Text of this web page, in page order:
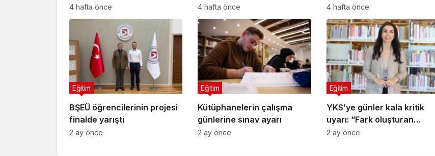
Ödüllendirildi.
4 hafta önce 4 hafta önce
Merkezi Müdürlüğüne
Atandı
4 hafta önce
BŞEÜ öğrencilerinin projesi
finalde yarıştı
Eğitim
2 ay önce
Kütüphanelerin çalışma
günlerine sınav ayarı
Eğitim
2 ay önce
YKS’ye günler kala kritik
uyarı: “Fark oluşturan
detaylar son günlerde saklı”
Eğitim
2 ay önce